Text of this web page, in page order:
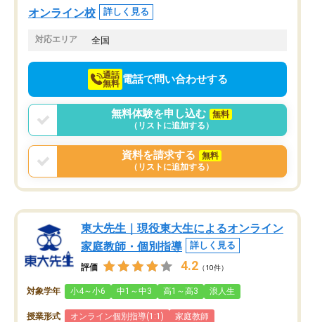
つ成績も上がり、苦手意識も無くなっ
てきたので、さらに苦手な数学も追加
でお願いしました。来年の高校受験に
オンライン校 詳しく見る
対応エリア 全国
通話
無料 電話で問い合わせする
無料体験を申し込む
無料
（リストに追加する）
資料を請求する
無料
（リストに追加する）
東大先生｜現役東大生によるオンライン
家庭教師・個別指導
詳しく見る
評価 4.2 （10件）
対象学年 小4～小6 中1～中3 高1～高3 浪人生
授業形式 オンライン個別指導(1:1) 家庭教師